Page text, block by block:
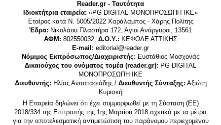
Reader.gr - Ταυτότητα
Ιδιοκτήτρια εταιρεία: «PG DIGITAL MONΟΠΡΟΣΩΠΗ ΙΚΕ»
Εταίρος κατά Ν. 5005/2022 Χαράλαμπος - Χάρης Πολίτης
Έδρα: Νικολάου Πλαστήρα 172, Άγιοι Ανάργυροι, 13561
ΑΦΜ: 802550032, Δ.Ο.Υ.: ΚΕΦΟΔΕ ΑΤΤΙΚΗΣ
E-mail: editorial@reader.gr
Νόμιμος Εκπρόσωπος/Διαχειριστής: Ευστάθιος Μοσχονάς
Δικαιούχος του ονόματος τομέα (reader.gr): PG DIGITAL
MONΟΠΡΟΣΩΠΗ ΙΚΕ
Διευθυντής: Ηλίας Αναστασιάδης / Διευθυντής Σύνταξης: Αξιώτη
Κυριακή
Η Εταιρεία δηλώνει ότι έχει συμμορφωθεί με τη Σύσταση (ΕΕ)
2018/334 της Επιτροπής της 1ης Μαρτίου 2018 σχετικά με τα μέτρα
για την αποτελεσματική αντιμετώπιση του παράνομου περιεχομένου